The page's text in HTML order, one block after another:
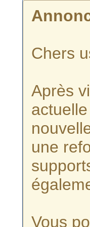
Chers
Après
une
Vous